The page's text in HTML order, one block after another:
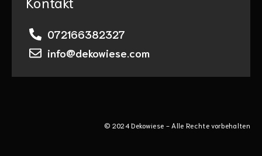
072166382327
info@dekowiese.com
© 2024 Dekowiese - Alle Rechte vorbehalten